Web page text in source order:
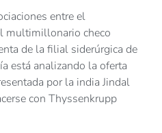
entre el
multimillonario checo
de la filial siderúrgica de
está analizando la oferta
por la india Jindal
con Thyssenkrupp